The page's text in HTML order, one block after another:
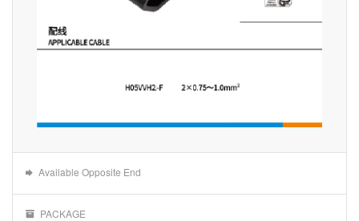
Available Opposite End
PACKAGE